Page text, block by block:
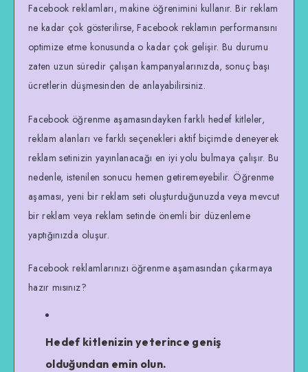
Facebook reklamları, makine öğrenimini kullanır. Bir reklam
ne kadar çok gösterilirse, Facebook reklamın performansını
optimize etme konusunda o kadar çok gelişir. Bu durumu
zaten uzun süredir çalışan kampanyalarınızda, sonuç başı
ücretlerin düşmesinden de anlayabilirsiniz.
Facebook öğrenme aşamasındayken farklı hedef kitleler,
reklam alanları ve farklı seçenekleri aktif biçimde deneyerek
reklam setinizin yayınlanacağı en iyi yolu bulmaya çalışır. Bu
nedenle, istenilen sonucu hemen getiremeyebilir. Öğrenme
aşaması, yeni bir reklam seti oluşturduğunuzda veya mevcut
bir reklam veya reklam setinde önemli bir düzenleme
yaptığınızda oluşur.
Facebook reklamlarınızı öğrenme aşamasından çıkarmaya
hazır mısınız?
Hedef kitlenizin yeterince geniş
olduğundan emin olun.